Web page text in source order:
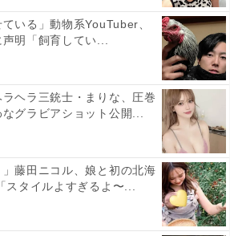
ている」動物系YouTuber、
明「飼育してい...
ラヘラ三銃士・まりな、圧巻
グラビアショット公開...
」藤田ニコル、娘と初の北海
スタイルよすぎるよ〜...